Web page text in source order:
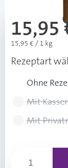
15,95
15,95 € / 1 kg
Rezeptart
Ohne
Mit
Mit